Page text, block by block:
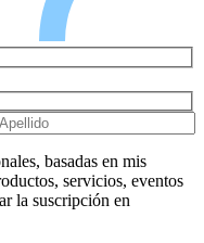
basadas en mis
servicios, eventos
la suscripción en